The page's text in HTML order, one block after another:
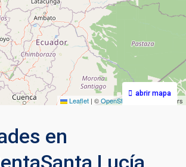
Leaflet | ©OpenStreetMap contributors
abrir mapa
en
Lucía